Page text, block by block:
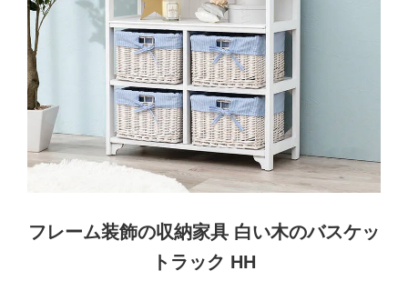
フレーム装飾の収納家具 白い木のバスケッ
トラック HH